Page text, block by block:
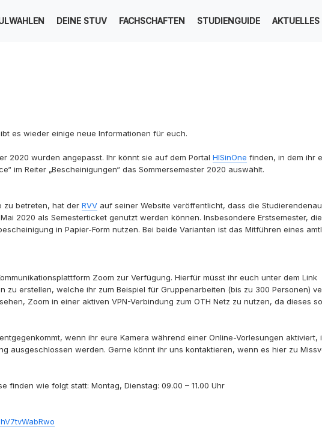
DEINE STUV FACHSCHAFTEN STUDIENGUIDE AKTUELLES
es wieder einige neue Informationen für euch.
2020 wurden angepasst. Ihr könnt sie auf dem Portal HISinOne finden, in dem ihr
im Reiter „Bescheinigungen“ das Sommersemester 2020 auswählt.
zu betreten, hat der RVV auf seiner Website veröffentlicht, dass die
2020 als Semesterticket genutzt werden können. Insbesondere Erstsemester,
in Papier-Form nutzen. Bei beide Varianten ist das Mitführen eines
Zoom zur Verfügung. Hierfür müsst ihr euch unter dem Link
zu erstellen, welche ihr zum Beispiel für Gruppenarbeiten (bis zu 300 Personen)
Zoom in einer aktiven VPN-Verbindung zum OTH Netz zu nutzen, da dieses
wenn ihr eure Kamera während einer Online-Vorlesungen aktiviert,
ausgeschlossen werden. Gerne könnt ihr uns kontaktieren, wenn es hier zu
finden wie folgt statt: Montag, Dienstag: 09.00 – 11.00 Uhr